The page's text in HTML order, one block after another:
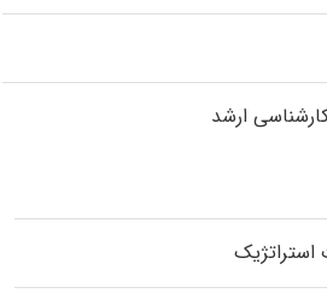
ارشد
استراتژیک